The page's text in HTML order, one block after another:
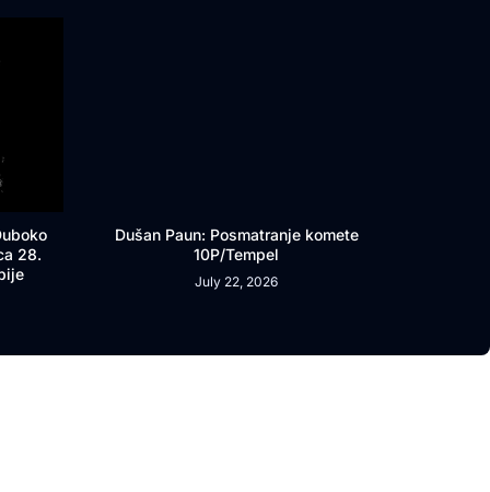
28.
Dušan Paun: Posmatranje komete
10P/Tempel
July 22, 2026